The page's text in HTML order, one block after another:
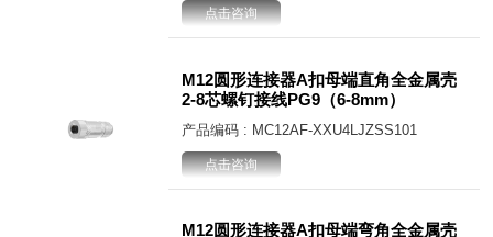
点击咨询
M12圆形连接器A扣母端直角全金属壳
2-8芯螺钉接线PG9（6-8mm）
产品编码 : MC12AF-XXU4LJZSS101
点击咨询
M12圆形连接器A扣母端弯角全金属壳